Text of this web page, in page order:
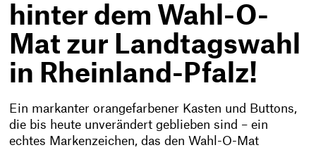
hinter dem Wahl-O-
Mat zur Landtagswahl
in Rheinland-Pfalz!
Ein markanter orangefarbener Kasten und Buttons,
die bis heute unverändert geblieben sind – ein
echtes Markenzeichen, das den Wahl-O-Mat